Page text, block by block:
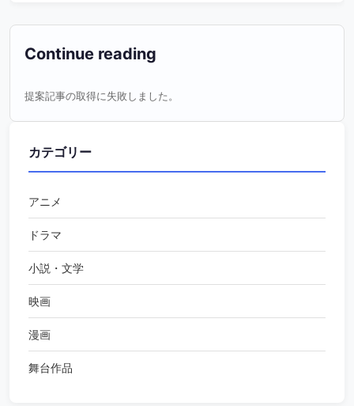
Continue reading
提案記事の取得に失敗しました。
カテゴリー
アニメ
ドラマ
小説・文学
映画
漫画
舞台作品